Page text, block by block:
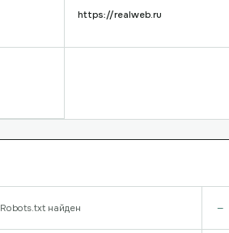
https://realweb.ru
Robots.txt найден